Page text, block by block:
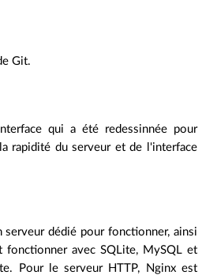
Git.
qui a été redessinnée pour
rapidité du serveur et de l'interface
dédié pour fonctionner, ainsi
fonctionner avec SQLite, MySQL et
Pour le serveur HTTP, Nginx est